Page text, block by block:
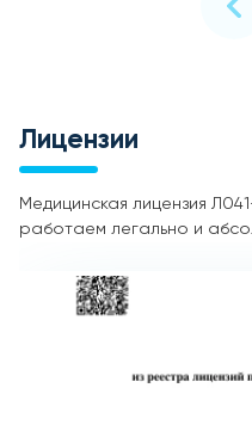
Лицензии
Медицинская лицензия
работаем легально и